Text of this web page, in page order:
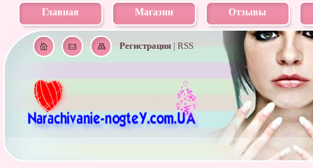
Главная Магазин Отзывы
Регистрация| RSS